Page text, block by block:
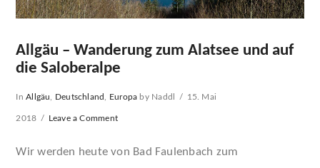
Allgäu – Wanderung zum Alatsee und auf
die Saloberalpe
InAllgäu Deutschland Europa by Naddl 15. Mai
2018 Leave a Comment
Wir werden heute von Bad Faulenbach zum